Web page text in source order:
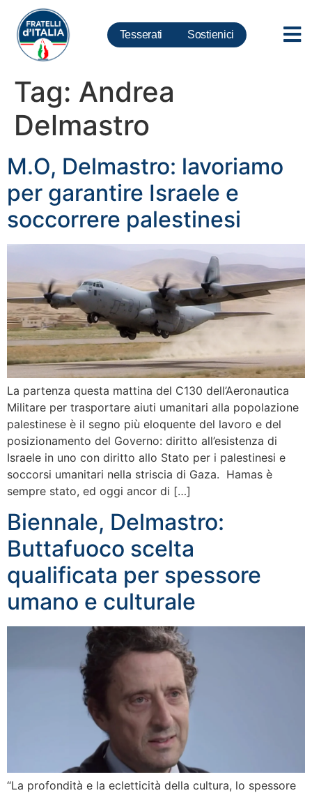
Tesserati Sostienici
Tag: Andrea
Delmastro
M.O, Delmastro: lavoriamo
per garantire Israele e
soccorrere palestinesi
La partenza questa mattina del C130 dell’Aeronautica
Militare per trasportare aiuti umanitari alla popolazione
palestinese è il segno più eloquente del lavoro e del
posizionamento del Governo: diritto all’esistenza di
Israele in uno con diritto allo Stato per i palestinesi e
soccorsi umanitari nella striscia di Gaza. Hamas è
sempre stato, ed oggi ancor di […]
Biennale, Delmastro:
Buttafuoco scelta
qualificata per spessore
umano e culturale
“La profondità e la ecletticità della cultura, lo spessore